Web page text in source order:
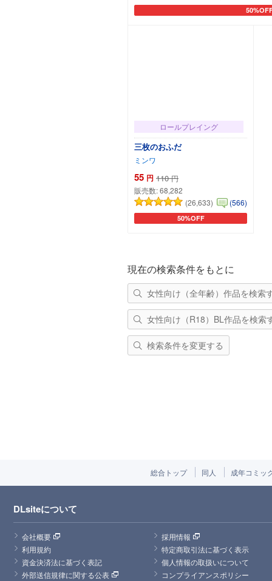
カートに
ロールプレイング
三枚のおふだ
ミンワ
55 円 110 円
販売数:68,282
(26,633)
(566)
50%OFF
カートに追加
現在の検索条件をもとに
女性向け（全年齢）作品を検索
女性向け（R18）BL作品を検索
検索条件を変更する
総合トップ 同人 成年コミッ
DLsiteについて
会社概要
採用情報
利用規約
特定商取引法に基づく表示
資金決済法に基づく表記
個人情報の取扱いについて
外部送信規律に関する公表
コンプライアンスポリシー